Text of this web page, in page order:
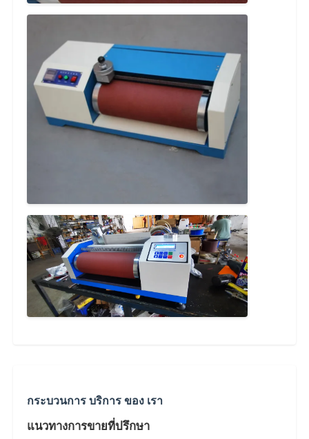
กระบวนการ บริการ ของ เรา
แนวทางการขายที่ปรึกษา